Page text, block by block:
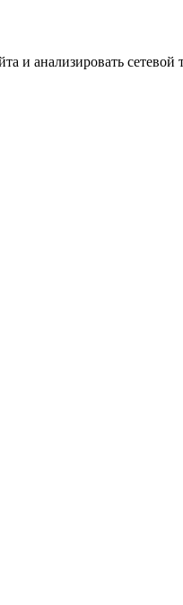
и анализировать сетевой